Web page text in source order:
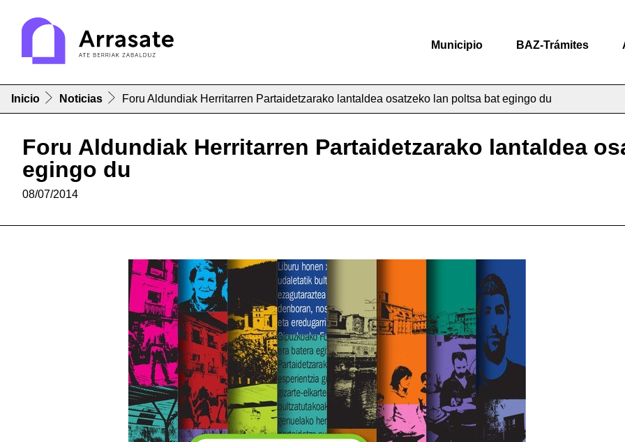
Municipio BAZ-Trámites
Inicio Noticias Foru Aldundiak Herritarren Partaidetzarako lantaldea osatzeko lan poltsa bat egingo du
Foru Aldundiak Herritarren Partaidetzarako lantaldea
egingo du
08/07/2014